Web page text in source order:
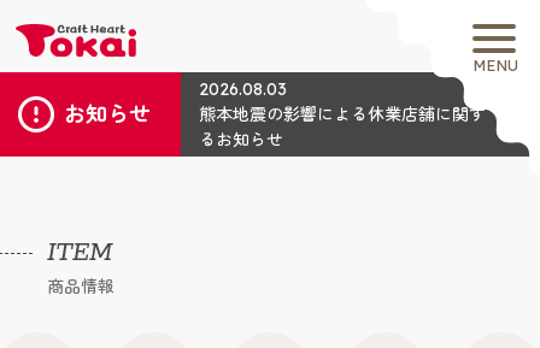
MENU
お知らせ
2026.08.03
熊本地震の影響による休業店舗に関す
るお知らせ
ITEM
商品情報